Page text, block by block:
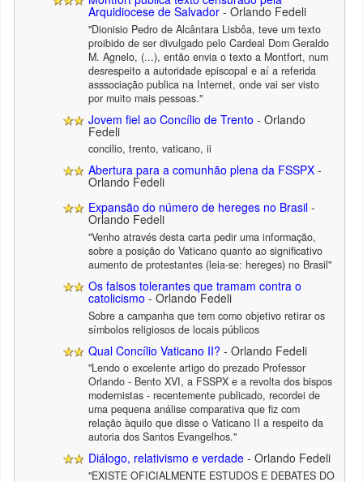
Arquidiocese de Salvador - Orlando Fedeli
"Dionisio Pedro de Alcântara Lisbôa, teve um texto
proibido de ser divulgado pelo Cardeal Dom Geraldo
M. Agnelo, (...), então envia o texto a Montfort, num
desrespeito a autoridade episcopal e aí a referida
asssociação publica na Internet, onde vai ser visto
por muito mais pessoas."
Jovem fiel ao Concílio de Trento - Orlando
Fedeli
concilio, trento, vaticano, ii
Abertura para a comunhão plena da FSSPX -
Orlando Fedeli
Expansão do número de hereges no Brasil -
Orlando Fedeli
"Venho através desta carta pedir uma informação,
sobre a posição do Vaticano quanto ao significativo
aumento de protestantes (leia-se: hereges) no Brasil"
Os falsos tolerantes que tramam contra o
catolicismo - Orlando Fedeli
Sobre a campanha que tem como objetivo retirar os
símbolos religiosos de locais públicos
Qual Concílio Vaticano II? - Orlando Fedeli
"Lendo o excelente artigo do prezado Professor
Orlando - Bento XVI, a FSSPX e a revolta dos bispos
modernistas - recentemente publicado, recordei de
uma pequena análise comparativa que fiz com
relação àquilo que disse o Vaticano II a respeito da
autoria dos Santos Evangelhos."
Diálogo, relativismo e verdade - Orlando Fedeli
"EXISTE OFICIALMENTE ESTUDOS E DEBATES DO